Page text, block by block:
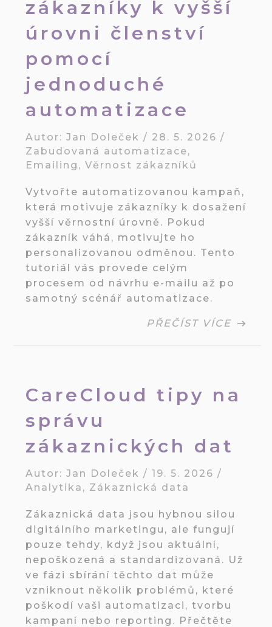
zákazníky k vyšší
úrovni členství
pomocí
jednoduché
automatizace
Autor:Jan Doleček / 28. 5. 2026/
Zabudovaná automatizace,
Emailing ,Věrnost zákazníků
Vytvořte automatizovanou kampaň,
která motivuje zákazníky k dosažení
vyšší věrnostní úrovně. Pokud
zákazník váhá, motivujte ho
personalizovanou odměnou. Tento
tutoriál vás provede celým
procesem od návrhu e-mailu až po
samotný scénář automatizace.
PŘEČÍST VÍCE
CareCloud tipy na
správu
zákaznických dat
Autor:Jan Doleček /19. 5. 2026/
Analytika , Zákaznická data
Zákaznická data jsou hybnou silou
digitálního marketingu, ale fungují
pouze tehdy, když jsou aktuální,
nepoškozená a standardizovaná. Už
ve fázi sbírání těchto dat může
vzniknout několik problémů, které
poškodí vaši automatizaci, tvorbu
kampaní nebo reporting. Přečtěte